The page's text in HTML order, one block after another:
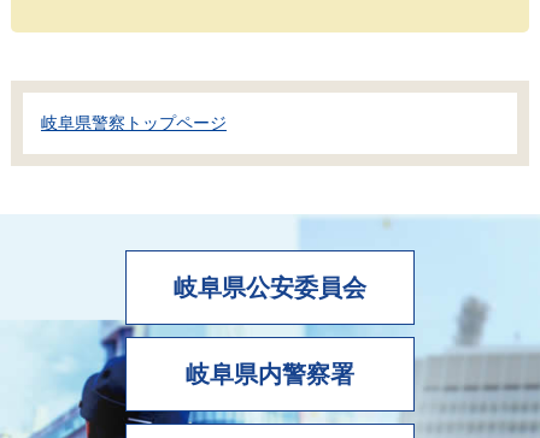
岐阜県警察トップページ
岐阜県公安委員会
岐阜県内警察署